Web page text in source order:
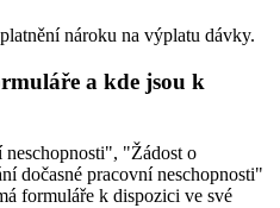
nároku na výplatu dávky.
a kde jsou k
"Žádost o
dočasné pracovní neschopnosti"
formuláře k dispozici ve své